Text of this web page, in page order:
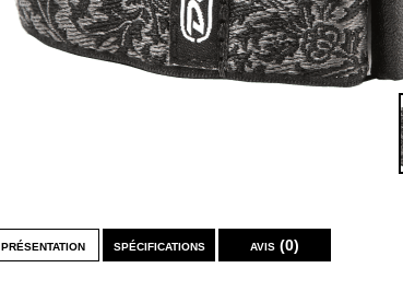
présentation spécifications avis (0)